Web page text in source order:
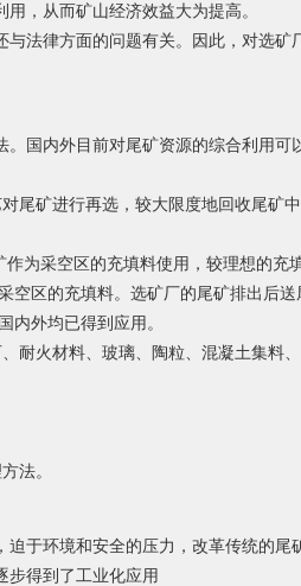
，从而矿山经济效益大为提高。
法律方面的问题有关。因此，对选矿
国内外目前对尾矿资源的综合利用可
尾矿进行再选，较大限度地回收尾矿
为采空区的充填料使用，较理想的充
空区的充填料。选矿厂的尾矿排出后
内外均已得到应用。
耐火材料、玻璃、陶粒、混凝土集料
法。
于环境和安全的压力，改革传统的尾
步得到了工业化应用